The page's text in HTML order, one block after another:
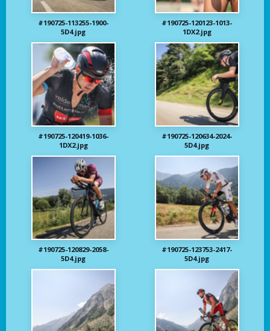
#190725-113255-1900-
5D4.jpg
#190725-120123-1013-
1DX2.jpg
#190725-120419-1036-
1DX2.jpg
#190725-120634-2024-
5D4.jpg
#190725-120829-2058-
5D4.jpg
#190725-123753-2417-
5D4.jpg